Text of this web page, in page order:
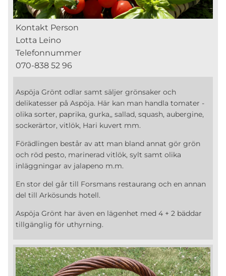
Kontakt Person
Lotta Leino
Telefonnummer
070-838 52 96
Aspöja Grönt odlar samt säljer grönsaker och
delikatesser på Aspöja. Här kan man handla tomater -
olika sorter, paprika, gurka,, sallad, squash, aubergine,
sockerärtor, vitlök, Hari kuvert mm.
Förädlingen består av att man bland annat gör grön
och röd pesto, marinerad vitlök, sylt samt olika
inläggningar av jalapeno m.m.
En stor del går till Forsmans restaurang och en annan
del till Arkösunds hotell.
Aspöja Grönt har även en lägenhet med 4 + 2 bäddar
tillgänglig för uthyrning.